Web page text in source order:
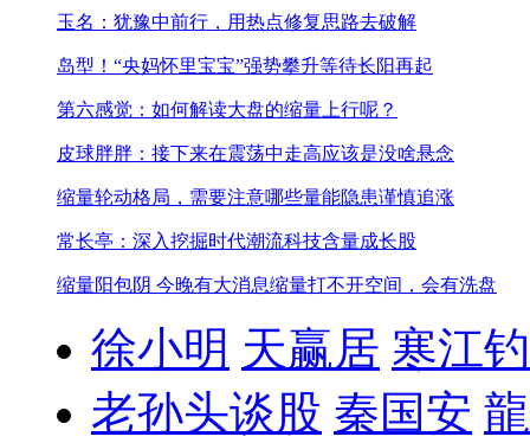
玉名：犹豫中前行，用热点修复思路去破解
岛型！“央妈怀里宝宝”强势攀升等待长阳再起
第六感觉：如何解读大盘的缩量上行呢？
皮球胖胖：接下来在震荡中走高应该是没啥悬念
缩量轮动格局，需要注意哪些量能隐患谨慎追涨
常长亭：深入挖掘时代潮流科技含量成长股
缩量阳包阴 今晚有大消息缩量打不开空间，会有洗盘
徐小明 天赢居 寒江
老孙头谈股 秦国安